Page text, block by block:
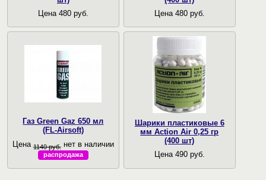
Цена 480 руб.
Цена 480 руб.
Газ Green Gaz 650 мл
(FL-Airsoft)
Цена 1140 руб. нет в наличии
распродажа
Шарики пластиковые 6
мм Action Air 0,25 гр
(400 шт)
Цена 490 руб.